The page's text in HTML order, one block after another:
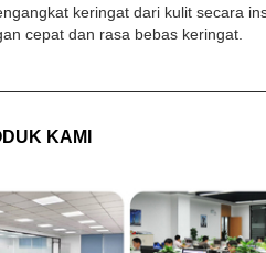
keringat dari kulit secara
cepat dan rasa bebas keringat.
KAMI